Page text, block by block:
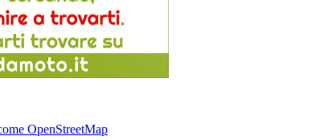
OpenStreetMap